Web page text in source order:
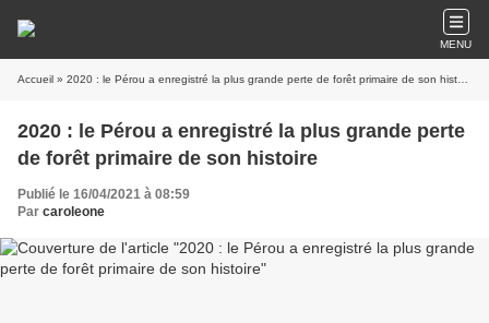
MENU
Accueil » 2020 : le Pérou a enregistré la plus grande perte de forêt primaire de son histoire
2020 : le Pérou a enregistré la plus grande perte
de forêt primaire de son histoire
Publié le 16/04/2021 à 08:59
Par caroleone